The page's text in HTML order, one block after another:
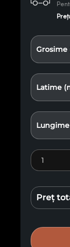
Grosime
Latime
Cantitate
Preț